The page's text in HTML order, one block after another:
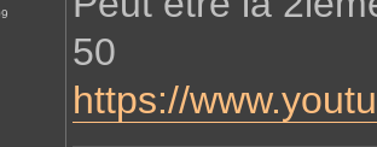
50
https://